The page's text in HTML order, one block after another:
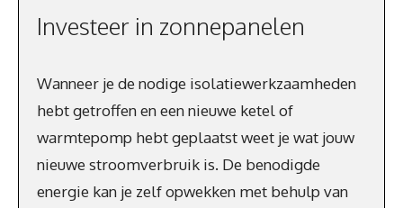
Investeer in zonnepanelen
Wanneer je de nodige isolatiewerkzaamheden
hebt getroffen en een nieuwe ketel of
warmtepomp hebt geplaatst weet je wat jouw
nieuwe stroomverbruik is. De benodigde
energie kan je zelf opwekken met behulp van